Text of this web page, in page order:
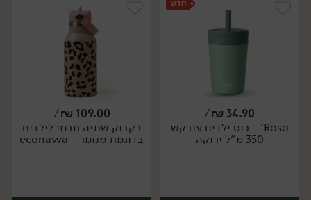
יח׳
34.90
₪
/
Roso' - כוס ילדים עם קש
350 מ"ל ירוקה
109.00
₪
/
בקבוק שתיה תרמי לילדים
בדוגמת מנומר - econawa